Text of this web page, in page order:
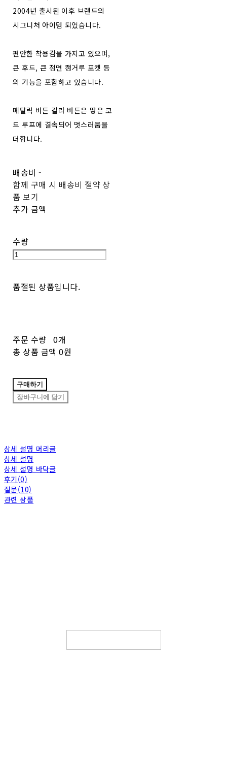
2004년 출시된 이후 브랜드의
시그니처 아이템 되었습니다.
편안한 착용감을 가지고 있으며,
큰 후드, 큰 정면 캥거루 포켓 등
의 기능을 포함하고 있습니다.
메탈릭 버튼 칼라 버튼은 땋은 코
드 루프에 결속되어 멋스러움을
더합니다.
배송비-
함께 구매 시 배송비 절약 상
품 보기
추가 금액
수량
품절된 상품입니다.
주문 수량 0개
총 상품 금액 0원
구매하기
장바구니에 담기
상세 설명 머리글
상세 설명
상세 설명 바닥글
후기(0)
질문(10)
관련 상품